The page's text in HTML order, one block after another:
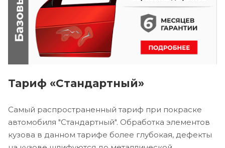
Тариф «Стандартный»
Самый распространенный тариф при покраске
автомобиля "Стандартный". Обработка элементов
кузова в данном тарифе более глубокая, дефекты